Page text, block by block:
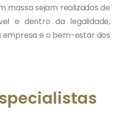
massa sejam realizados de
e dentro da legalidade,
e o bem-estar dos